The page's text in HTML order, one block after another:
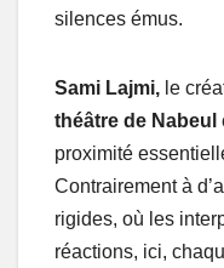
silences émus.
Sami Lajmi, le
théâtre de Nabeul
proximité
Contrairement à
rigides, où les
réactions, ici,